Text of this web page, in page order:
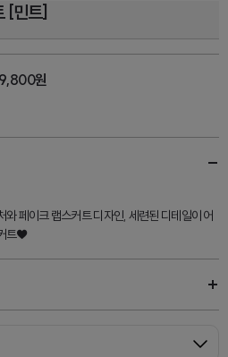
[민트]
원
페이크 랩스커트 디자인, 세련된 디테일이 어
트♥